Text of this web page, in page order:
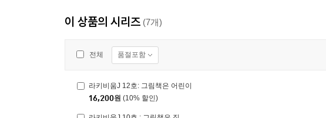
이 상품의 시리즈 (7개)
전체 품절포함
라키비움J 12호: 그림책은 어린이
16,200원 (10% 할인)